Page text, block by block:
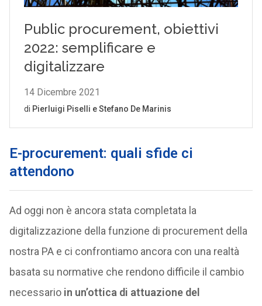
E-procurement: quali sfide ci
attendono
Ad oggi non è ancora stata completata la
digitalizzazione della funzione di procurement della
nostra PA e ci confrontiamo ancora con una realtà
basata su normative che rendono difficile il cambio
necessario in un’ottica di attuazione del